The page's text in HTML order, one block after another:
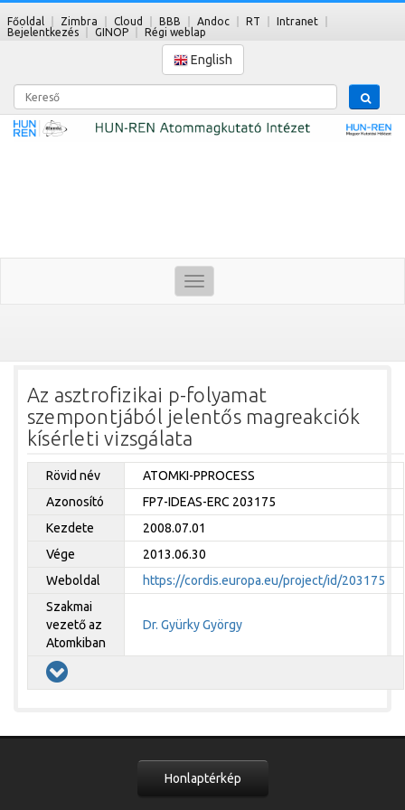
Főoldal Zimbra Cloud BBB Andoc RT
Intranet
Bejelentkezés
GINOP Régi weblap
English
Kereső
Toggle
navigation
Az asztrofizikai p-folyamat
szempontjából jelentős magreakciók
kísérleti vizsgálata
Rövid név
ATOMKI-PPROCESS
Azonosító
FP7-IDEAS-ERC 203175
Kezdete
2008.07.01
Vége
2013.06.30
Weboldal
https://cordis.europa.eu/project/id/203175
Szakmai
vezető az
Atomkiban
Dr. Gyürky György
Honlaptérkép